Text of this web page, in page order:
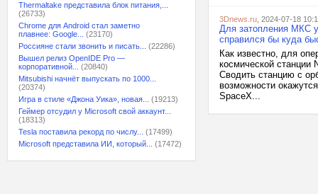
Thermaltake представила блок питания,...
(26733)
Chrome для Android стал заметно
плавнее: Google...
(23170)
Россияне стали звонить и писать...
(22286)
Вышел релиз OpenIDE Pro —
корпоративной...
(20840)
Mitsubishi начнёт выпускать по 1000...
(20374)
Игра в стиле «Джона Уика», новая...
(19213)
Геймер отсудил у Microsoft свой аккаунт...
(18313)
Tesla поставила рекорд по числу...
(17499)
Microsoft представила ИИ, который...
(17472)
3Dnews.ru , 2024-07-18
Для затопления МКС
справился бы куда
Как известно, для
космической станции
Сводить станцию с
возможности
SpaceX...